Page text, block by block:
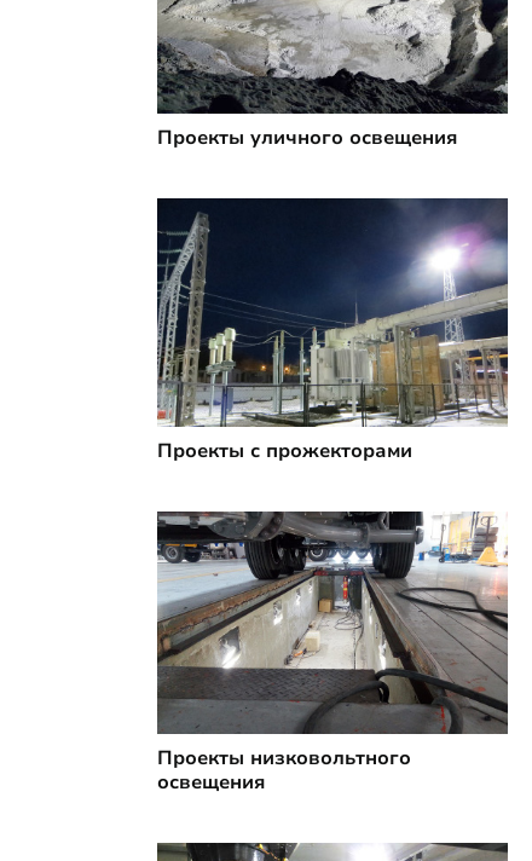
Проекты уличного освещения
Проекты с прожекторами
Проекты низковольтного
освещения